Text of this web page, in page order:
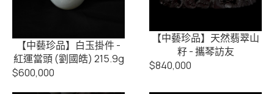
【中藝珍品】白玉掛件 -
紅運當頭 (劉國皓) 215.9g
$600,000
【中藝珍品】天然翡翠山
籽 - 攜琴訪友
$840,000